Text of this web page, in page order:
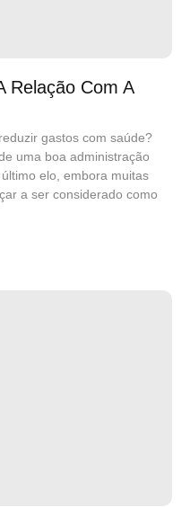
Relação Com A
gastos com saúde?
uma boa administração
elo, embora muitas
a ser considerado como